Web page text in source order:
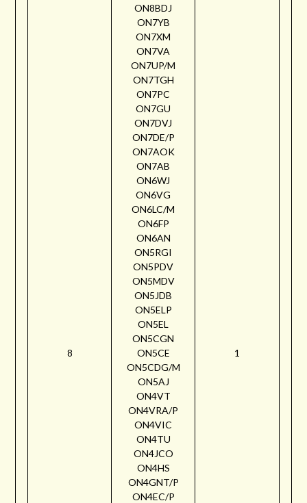
8
ON8BDJ
ON7YB
ON7XM
ON7VA
ON7UP/M
ON7TGH
ON7PC
ON7GU
ON7DVJ
ON7DE/P
ON7AOK
ON7AB
ON6WJ
ON6VG
ON6LC/M
ON6FP
ON6AN
ON5RGI
ON5PDV
ON5MDV
ON5JDB
ON5ELP
ON5EL
ON5CGN
ON5CE
ON5CDG/M
ON5AJ
ON4VT
ON4VRA/P
ON4VIC
ON4TU
ON4JCO
ON4HS
ON4GNT/P
ON4EC/P
1